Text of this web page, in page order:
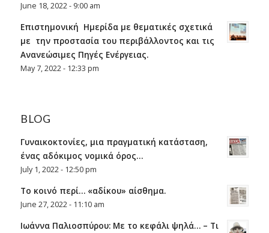
June 18, 2022 - 9:00 am
Επιστημονική Ημερίδα με θεματικές σχετικά
με την προστασία του περιβάλλοντος και τις
Ανανεώσιμες Πηγές Ενέργειας.
May 7, 2022 - 12:33 pm
BLOG
Γυναικοκτονίες, μια πραγματική κατάσταση,
ένας αδόκιμος νομικά όρος…
July 1, 2022 - 12:50 pm
Το κοινό περί… «αδίκου» αίσθημα.
June 27, 2022 - 11:10 am
Ιωάννα Παλιοσπύρου: Με το κεφάλι ψηλά… – Τι